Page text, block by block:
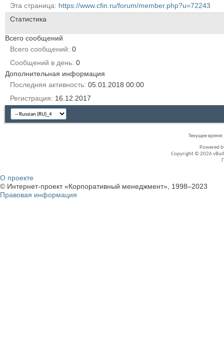
Эта страница
https://www.cfin.ru/forum/member.php?u=72243
Статистика
Всего сообщений
Всего сообщений 0
Сообщений в день 0
Дополнительная информация
Последняя активность 05.01.2018 00:00
Регистрация
16.12.2017
Текущее время:
Powered
Copyright © 2026
О проекте
© Интернет-проект «Корпоративный менеджмент», 1998–2023
Правовая информация